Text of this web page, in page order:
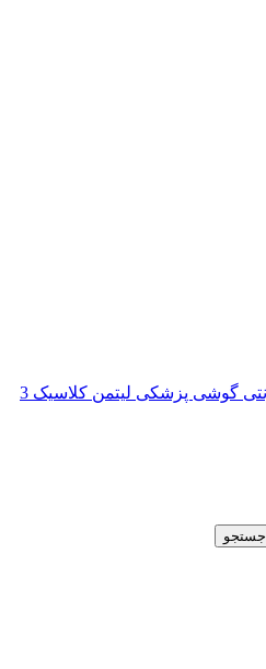
قیمت و خرید اینترنتی گوشی پزشکی لیتمن کلاسیک 3
جستجو